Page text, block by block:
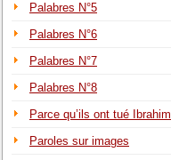
Palabres N°5
Palabres N°6
Palabres N°7
Palabres N°8
Parce qu’ils ont tué Ibrahim
Paroles sur images